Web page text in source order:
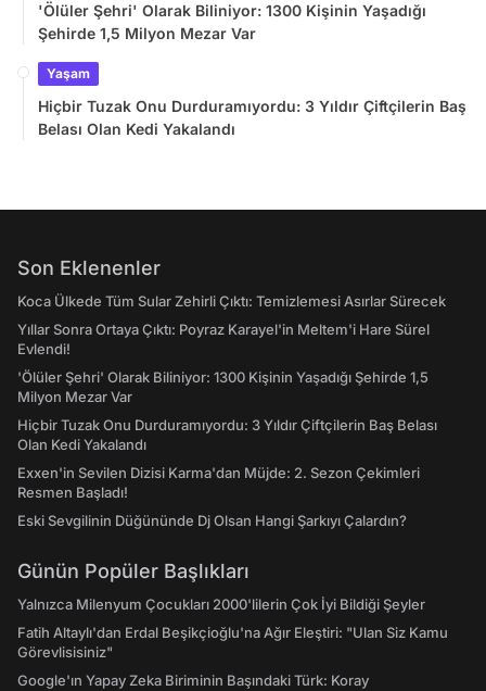
'Ölüler Şehri' Olarak Biliniyor: 1300 Kişinin Yaşadığı
Şehirde 1,5 Milyon Mezar Var
Yaşam
Hiçbir Tuzak Onu Durduramıyordu: 3 Yıldır Çiftçilerin Baş
Belası Olan Kedi Yakalandı
Son Eklenenler
Koca Ülkede Tüm Sular Zehirli Çıktı: Temizlemesi Asırlar Sürecek
Yıllar Sonra Ortaya Çıktı: Poyraz Karayel'in Meltem'i Hare Sürel
Evlendi!
'Ölüler Şehri' Olarak Biliniyor: 1300 Kişinin Yaşadığı Şehirde 1,5
Milyon Mezar Var
Hiçbir Tuzak Onu Durduramıyordu: 3 Yıldır Çiftçilerin Baş Belası
Olan Kedi Yakalandı
Exxen'in Sevilen Dizisi Karma'dan Müjde: 2. Sezon Çekimleri
Resmen Başladı!
Eski Sevgilinin Düğününde Dj Olsan Hangi Şarkıyı Çalardın?
Günün Popüler Başlıkları
Yalnızca Milenyum Çocukları 2000'lilerin Çok İyi Bildiği Şeyler
Fatih Altaylı'dan Erdal Beşikçioğlu'na Ağır Eleştiri: "Ulan Siz Kamu
Görevlisisiniz"
Google'ın Yapay Zeka Biriminin Başındaki Türk: Koray